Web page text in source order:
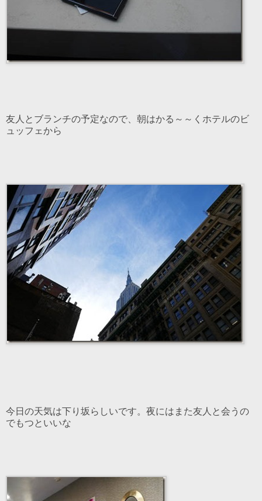
友人とブランチの予定なので、朝はかる～～くホテルのビ
ュッフェから
今日の天気は下り坂らしいです。夜にはまた友人と会うの
でもつといいな